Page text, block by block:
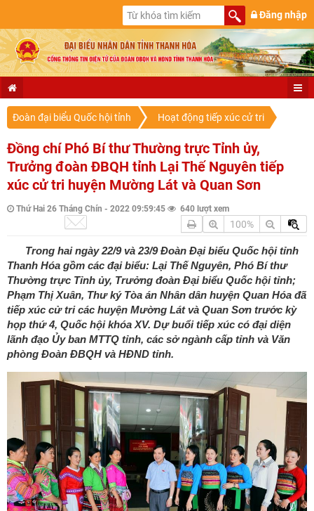
Đăng nhập
Đoàn đại biểu Quốc hội tỉnh Hoạt động tiếp xúc cử tri
Đồng chí Phó Bí thư Thường trực Tỉnh ủy,
Trưởng đoàn ĐBQH tỉnh Lại Thế Nguyên tiếp
xúc cử tri huyện Mường Lát và Quan Sơn
Thứ Hai 26 Tháng Chín - 2022 09:59:45 640 lượt xem
100%
Trong hai ngày 22/9 và 23/9 Đoàn Đại biểu Quốc hội tỉnh
Thanh Hóa gồm các đại biểu: Lại Thế Nguyên, Phó Bí thư
Thường trực Tỉnh ủy, Trưởng đoàn Đại biểu Quốc hội tỉnh;
Phạm Thị Xuân, Thư ký Tòa án Nhân dân huyện Quan Hóa đã
tiếp xúc cử tri các huyện Mường Lát và Quan Sơn trước kỳ
họp thứ 4, Quốc hội khóa XV. Dự buổi tiếp xúc có đại diện
lãnh đạo Ủy ban MTTQ tỉnh, các sở ngành cấp tỉnh và Văn
phòng Đoàn ĐBQH và HĐND tỉnh.